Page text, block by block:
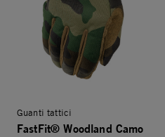
Guanti tattici
FastFit® Woodland Camo